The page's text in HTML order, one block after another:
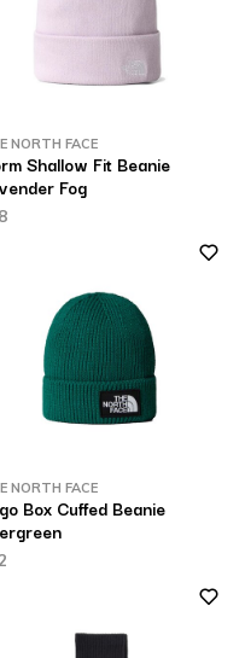
NORTH FACE
Shallow Fit Beanie
Fog
NORTH FACE
Box Cuffed Beanie